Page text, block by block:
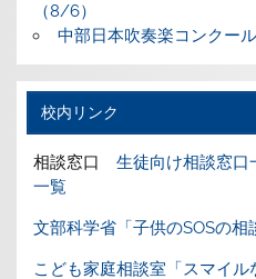
（8/6）
中部日本吹奏楽コンクー
校内リンク
相談窓口生徒向け相談窓口
一覧
文部科学省「子供のSOSの相
こども家庭相談室「スマイル